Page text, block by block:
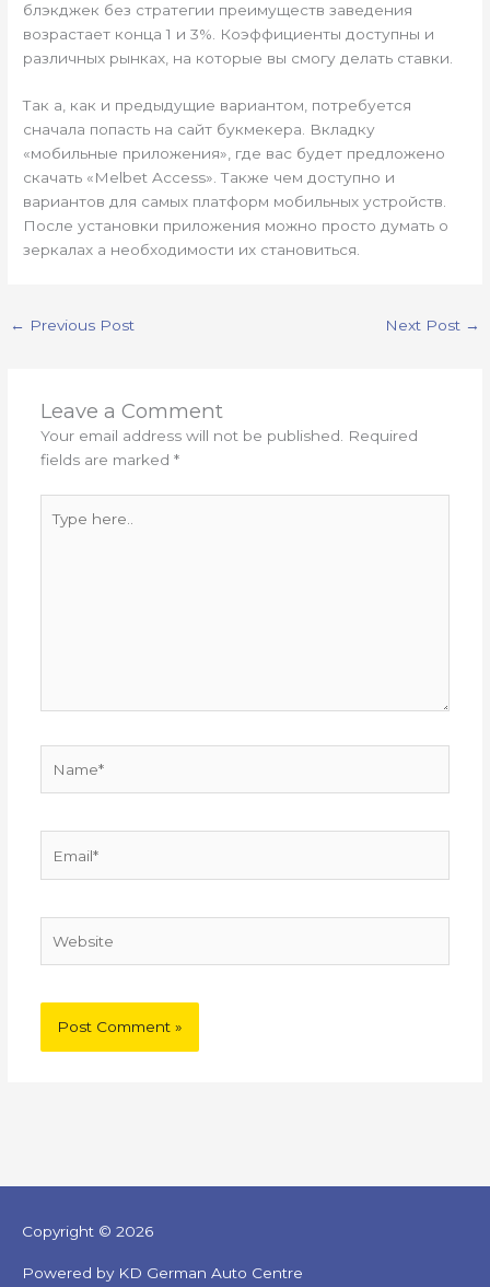
блэкджек без стратегии преимуществ заведения
возрастает конца 1 и 3%. Коэффициенты доступны и
различных рынках, на которые вы смогу делать ставки.
Так а, как и предыдущие вариантом, потребуется
сначала попасть на сайт букмекера. Вкладку
«мобильные приложения», где вас будет предложено
скачать «Melbet Access». Также чем доступно и
вариантов для самых платформ мобильных устройств.
После установки приложения можно просто думать о
зеркалах а необходимости их становиться.
← Previous Post Next Post →
Leave a Comment
Your email address will not be published. Required
fields are marked *
here..
Copyright © 2026
Powered by KD German Auto Centre